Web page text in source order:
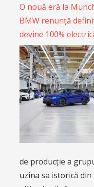
O nouă eră la
BMW renunță
devine 100%
de producție a
uzina sa istorică